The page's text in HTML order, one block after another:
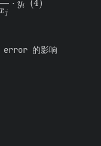
∂E∂ xj
error 的影响